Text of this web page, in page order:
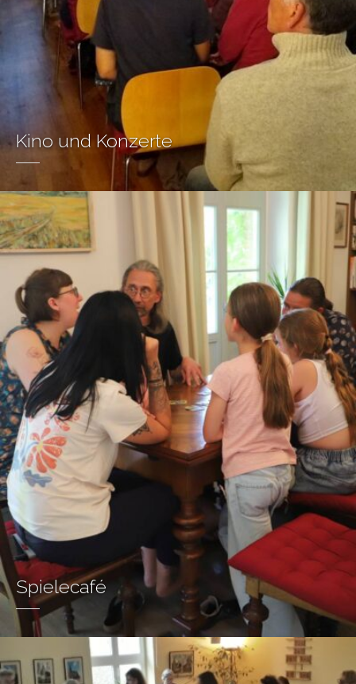
Kino und Konzerte
Spielecafé